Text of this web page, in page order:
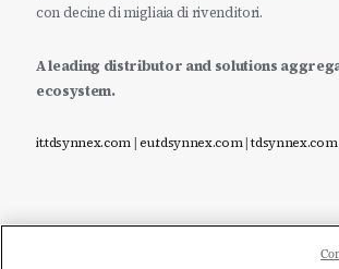
con decine di migliaia di rivenditori.
A leading distributor and solutions
ecosystem.
it.tdsynnex.com|eu.tdsynnex.com|tdsynnex.com